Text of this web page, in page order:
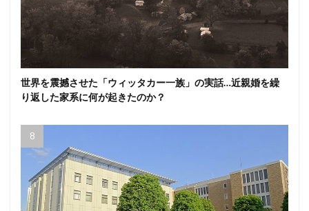
世界を震撼させた「ウィッタカー一族」の実話…近親婚を繰
り返した家系に何が起きたのか？